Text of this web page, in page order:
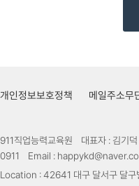
개인정보보호정책 메일주소무
911직업능력교육원 대표자 : 김기덕
0911
Email :
Location :42641 대구 달서구 달구